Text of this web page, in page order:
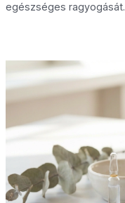
egészséges ragyogását.